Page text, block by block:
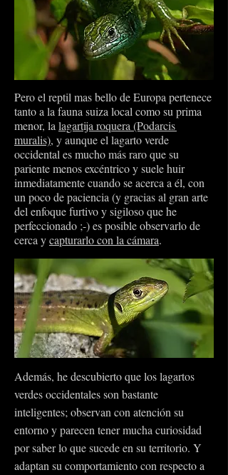
Pero el reptil mas bello de Europa pertenece
tanto a la fauna suiza local como su prima
menor, la lagartija roquera (Podarcis
muralis), y aunque el lagarto verde
occidental es mucho más raro que su
pariente menos excéntrico y suele huir
inmediatamente cuando se acerca a él, con
un poco de paciencia (y gracias al gran arte
del enfoque furtivo y sigiloso que he
perfeccionado ;-) es posible observarlo de
cerca ycapturarlo con la cámara.
Además, he descubierto que los lagartos
verdes occidentales son bastante
inteligentes; observan con atención su
entorno y parecen tener mucha curiosidad
por saber lo que sucede en su territorio. Y
adaptan su comportamiento con respecto a